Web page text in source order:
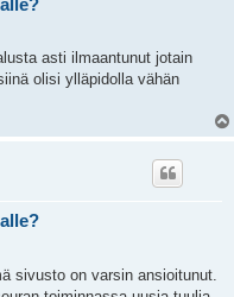
asti ilmaantunut jotain
olisi ylläpidolla vähän
sivusto on varsin ansioitunut.